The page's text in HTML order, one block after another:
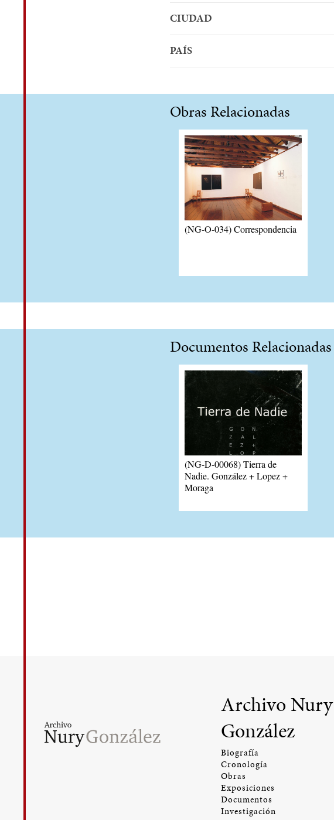
CIUDAD
PAÍS
Obras Relacionadas
(NG-O-034) Correspondencia
Documentos Relacionadas
(NG-D-00068) Tierra de
Nadie. González + Lopez +
Moraga
Archivo Nury
González
Biografía
Cronología
Obras
Exposiciones
Documentos
Investigación